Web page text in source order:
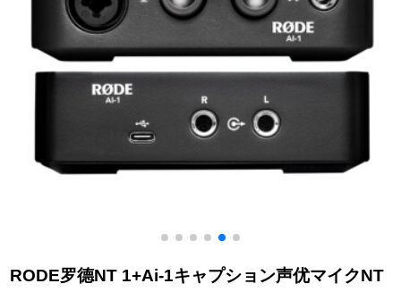
RODE罗德NT 1+Ai-1キャプション声优マイクNT